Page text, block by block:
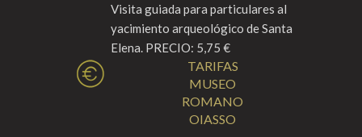
Visita guiada para particulares al
yacimiento arqueológico de Santa
Elena. PRECIO: 5,75 €
TARIFAS
MUSEO
ROMANO
OIASSO